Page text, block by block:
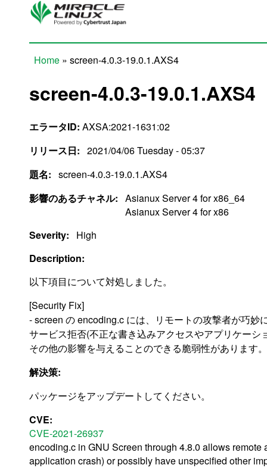
Skip to main content
Home » screen-4.0.3-19.0.1.AXS4
screen-4.0.3-19.0.1.AXS4
エラータID: AXSA:2021-1631:02
リリース日: 2021/04/06 Tuesday - 05:37
題名: screen-4.0.3-19.0.1.AXS4
影響のあるチャネル: Asianux Server 4 for x86_64
Asianux Server 4 for x86
Severity:
High
Description:
以下項目について対処しました。
[Security Fix]
- screen の encoding.c には、リモートの攻撃者が巧
サービス拒否(不正な書き込みアクセスやアプリケー
その他の影響を与えることのできる脆弱性があります
解決策:
パッケージをアップデートしてください。
CVE:
CVE-2021-26937
encoding.c in GNU Screen through 4.8.0 allows
application crash) or possibly have unspecified other